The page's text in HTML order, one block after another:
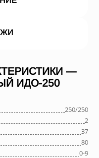
—
ИДО-250
250/250
2
37
80
0-9